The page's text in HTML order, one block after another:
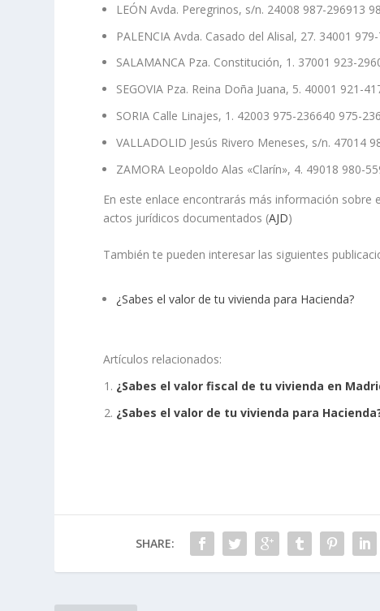
LEÓN Avda. Peregrinos, s/n. 24008 987-296913
PALENCIA Avda. Casado del Alisal, 27. 34001
SALAMANCA Pza. Constitución, 1. 37001 923-
SEGOVIA Pza. Reina Doña Juana, 5. 40001 921-
SORIA Calle Linajes, 1. 42003 975-236640 975-
VALLADOLID Jesús Rivero Meneses, s/n. 47014
ZAMORA Leopoldo Alas «Clarín», 4. 49018 980-
En este enlace encontrarás más información
actos jurídicos documentados (AJD)
También te pueden interesar las siguientes
¿Sabes el valor de tu vivienda para Hacienda?
Artículos relacionados:
¿Sabes el valor fiscal de tu vivienda en
¿Sabes el valor de tu vivienda para
SHARE: